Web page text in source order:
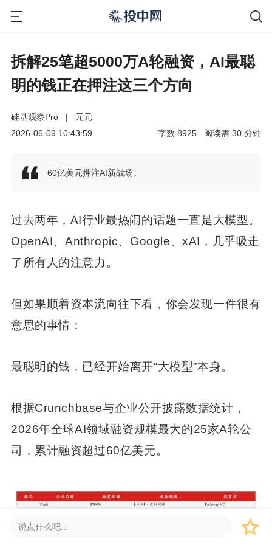
拆解25笔超5000万A轮融资，AI最聪
明的钱正在押注这三个方向
硅基观察Pro |
元元
2026-06-09 10:43:59
分钟
30
阅读需
8925
字数
60亿美元押注AI新战场。
过去两年，AI行业最热闹的话题一直是大模型。
OpenAI、Anthropic、Google、xAI，几乎吸走
了所有人的注意力。
但如果顺着资本流向往下看，你会发现一件很有
意思的事情：
最聪明的钱，已经开始离开“大模型”本身。
根据Crunchbase与企业公开披露数据统计，
2026年全球AI领域融资规模最大的25家A轮公
司，累计融资超过60亿美元。